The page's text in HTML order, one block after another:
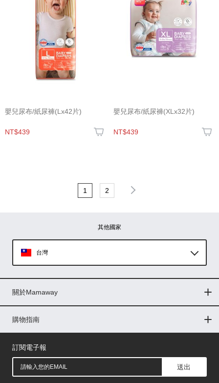
嬰兒尿布/紙尿褲(Lx42片)
NT$439
嬰兒尿布/紙尿褲(XLx32片)
NT$439
1 2
其他國家
台灣
印尼
菲律賓
馬來西亞
關於Mamaway
門市據點
最新消息
品牌故事
人力招募
媒體花絮
隱私權聲明
CSR企業社會責任
購物指南
購物常見問題
退換貨問題
儲值金使用條款
購買儲值金
發票問題
會員權益
線上留言
吸乳器-免費體驗
訂閱電子報
送出